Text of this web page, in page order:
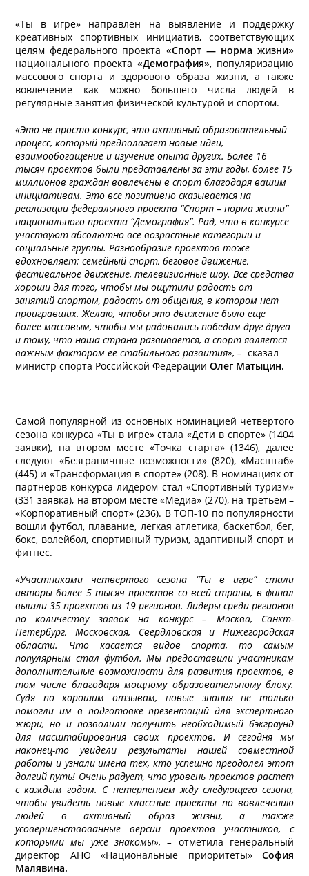
«Ты в игре» направлен на выявление и поддержку
креативных спортивных инициатив, соответствующих
целям федерального проекта «Спорт — норма жизни»
национального проекта «Демография», популяризацию
массового спорта и здорового образа жизни, а также
вовлечение как можно большего числа людей в
регулярные занятия физической культурой и спортом.
«Это не просто конкурс, это активный образовательный
процесс, который предполагает новые идеи,
взаимообогащение и изучение опыта других. Более 16
тысяч проектов были представлены за эти годы, более 15
миллионов граждан вовлечены в спорт благодаря вашим
инициативам. Это все позитивно сказывается на
реализации федерального проекта “Спорт – норма жизни”
национального проекта “Демография”. Рад, что в конкурсе
участвуют абсолютно все возрастные категории и
социальные группы. Разнообразие проектов тоже
вдохновляет: семейный спорт, беговое движение,
фестивальное движение, телевизионные шоу. Все средства
хороши для того, чтобы мы ощутили радость от
занятий спортом, радость от общения, в котором нет
проигравших. Желаю, чтобы это движение было еще
более массовым, чтобы мы радовались победам друг друга
и тому, что наша страна развивается, а спорт является
важным фактором ее стабильного развития», – сказал
министр спорта Российской Федерации Олег Матыцин.
Самой популярной из основных номинацией четвертого
сезона конкурса «Ты в игре» стала «Дети в спорте» (1404
заявки), на втором месте «Точка старта» (1346), далее
следуют «Безграничные возможности» (820), «Масштаб»
(445) и «Трансформация в спорте» (208). В номинациях от
партнеров конкурса лидером стал «Спортивный туризм»
(331 заявка), на втором месте «Медиа» (270), на третьем –
«Корпоративный спорт» (236). В ТОП-10 по популярности
вошли футбол, плавание, легкая атлетика, баскетбол, бег,
бокс, волейбол, спортивный туризм, адаптивный спорт и
фитнес.
«Участниками четвертого сезона “Ты в игре” стали
авторы более 5 тысяч проектов со всей страны, в финал
вышли 35 проектов из 19 регионов. Лидеры среди регионов
по количеству заявок на конкурс – Москва, Санкт-
Петербург, Московская, Свердловская и Нижегородская
области. Что касается видов спорта, то самым
популярным стал футбол. Мы предоставили участникам
дополнительные возможности для развития проектов, в
том числе благодаря мощному образовательному блоку.
Судя по хорошим отзывам, новые знания не только
помогли им в подготовке презентаций для экспертного
жюри, но и позволили получить необходимый бэкграунд
для масштабирования своих проектов. И сегодня мы
наконец-то увидели результаты нашей совместной
работы и узнали имена тех, кто успешно преодолел этот
долгий путь! Очень радует, что уровень проектов растет
с каждым годом. С нетерпением жду следующего сезона,
чтобы увидеть новые классные проекты по вовлечению
людей в активный образ жизни, а также
усовершенствованные версии проектов участников, с
которыми мы уже знакомы», – отметила генеральный
директор АНО «Национальные приоритеты» София
Малявина.